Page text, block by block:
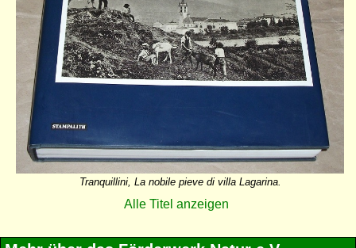
Tranquillini, La nobile pieve di villa Lagarina.
Alle Titel anzeigen